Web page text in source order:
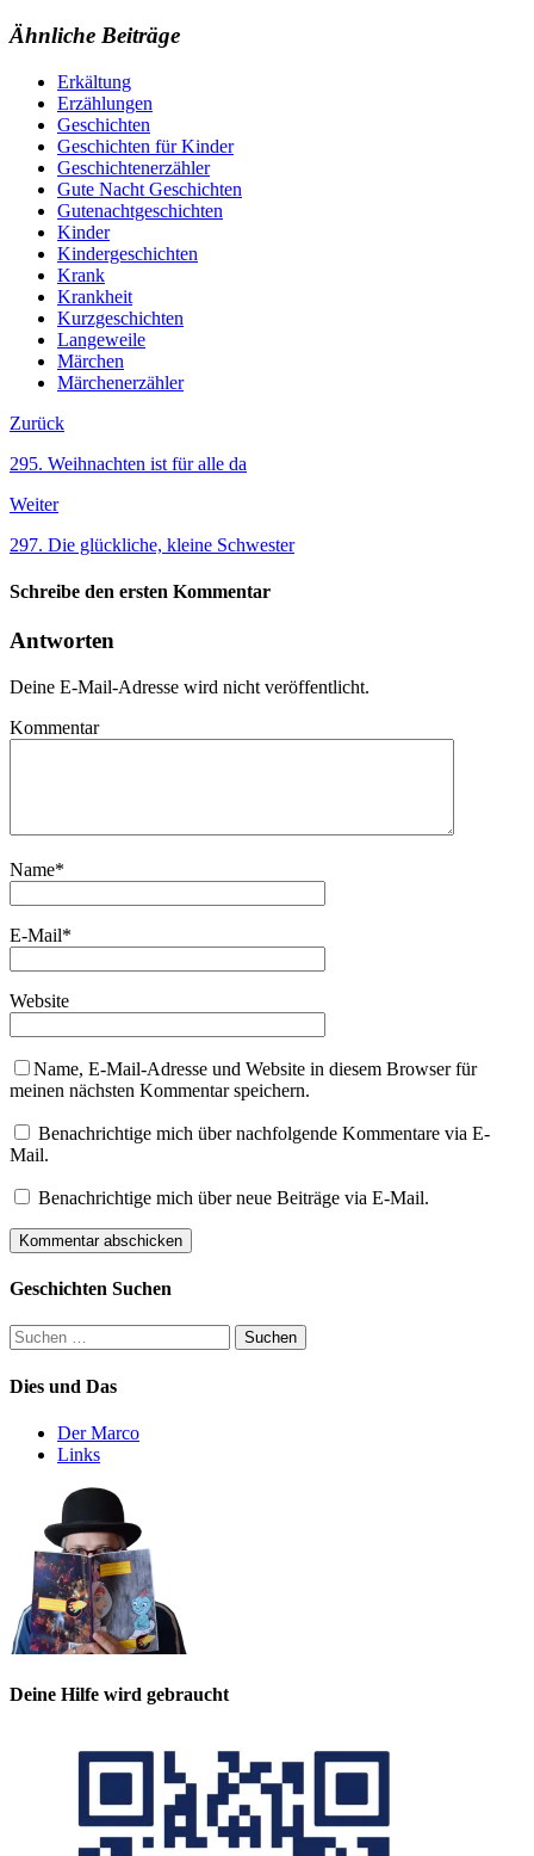
Ähnliche Beiträge
Erkältung
Erzählungen
Geschichten
Geschichten für Kinder
Geschichtenerzähler
Gute Nacht Geschichten
Gutenachtgeschichten
Kinder
Kindergeschichten
Krank
Krankheit
Kurzgeschichten
Langeweile
Märchen
Märchenerzähler
Zurück
295. Weihnachten ist für alle da
Weiter
297. Die glückliche, kleine Schwester
Schreibe den ersten Kommentar
Antworten
Deine E-Mail-Adresse wird nicht veröffentlicht.
Kommentar
Name*
E-Mail*
Website
Name, E-Mail-Adresse und Website in diesem Browser für
meinen nächsten Kommentar speichern.
Benachrichtige mich über nachfolgende Kommentare via E-
Mail.
Benachrichtige mich über neue Beiträge via E-Mail.
Geschichten Suchen
Suchen
nach:
Dies und Das
Der Marco
Links
Deine Hilfe wird gebraucht